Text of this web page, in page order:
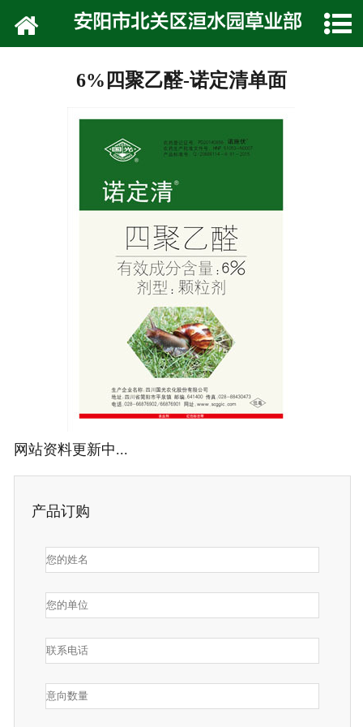
网站首页
产品展示
在线留言
联系我们
6%四聚乙醛-诺定清单面
网站资料更新中...
产品订购